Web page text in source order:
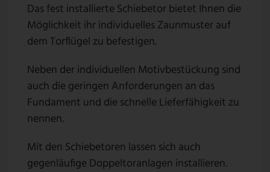
Das fest installierte Schiebetor bietet Ihnen die
Möglichkeit ihr individuelles Zaunmuster auf
dem Torflügel zu befestigen.
Neben der individuellen Motivbestückung sind
auch die geringen Anforderungen an das
Fundament und die schnelle Lieferfähigkeit zu
nennen.
Mit den Schiebetoren lassen sich auch
gegenläufige Doppeltoranlagen installieren.